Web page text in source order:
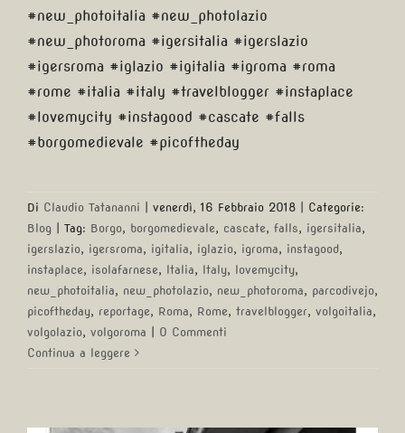
#new_photoitalia #new_photolazio
#new_photoroma #igersitalia #igerslazio
#igersroma #iglazio #igitalia #igroma #roma
#rome #italia #italy #travelblogger #instaplace
#lovemycity #instagood #cascate #falls
#borgomedievale #picoftheday
Di Claudio Tatananni venerdì, 16 Febbraio 2018
Categorie:
Blog
Tag: Borgo, borgomedievale, cascate, falls, igersitalia,
igerslazio, igersroma, igitalia, iglazio, igroma, instagood,
instaplace, isolafarnese, Italia, Italy, lovemycity,
new_photoitalia, new_photolazio, new_photoroma, parcodivejo,
picoftheday, reportage, Roma, Rome, travelblogger, volgoitalia,
volgolazio, volgoroma
0 Commenti
Continua a leggere